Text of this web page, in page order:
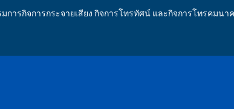
ารกิจการกระจายเสียง กิจการโทรทัศน์ และกิจการโทรคมนา